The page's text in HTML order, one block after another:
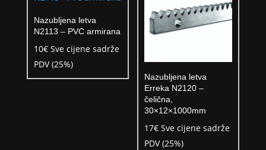
Nazubljena letva
N2113 – PVC armirana
10€ Sve cijene sadrže
PDV (25%)
Nazubljena letva
Erreka N2120 –
čelična,
30×12×1000mm
17€ Sve cijene sadrže
PDV (25%)